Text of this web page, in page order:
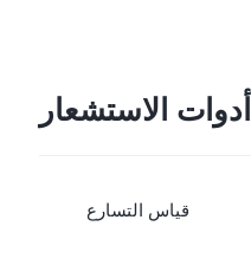
أدوات الاستشعار
قياس التسارع